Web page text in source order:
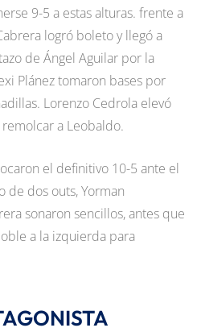
9-5 a estas alturas. frente a
logró boleto y llegó a
de Ángel Aguilar por la
Plánez tomaron bases por
Lorenzo Cedrola elevó
a Leobaldo.
el definitivo 10-5 ante el
de dos outs, Yorman
sonaron sencillos, antes que
a la izquierda para